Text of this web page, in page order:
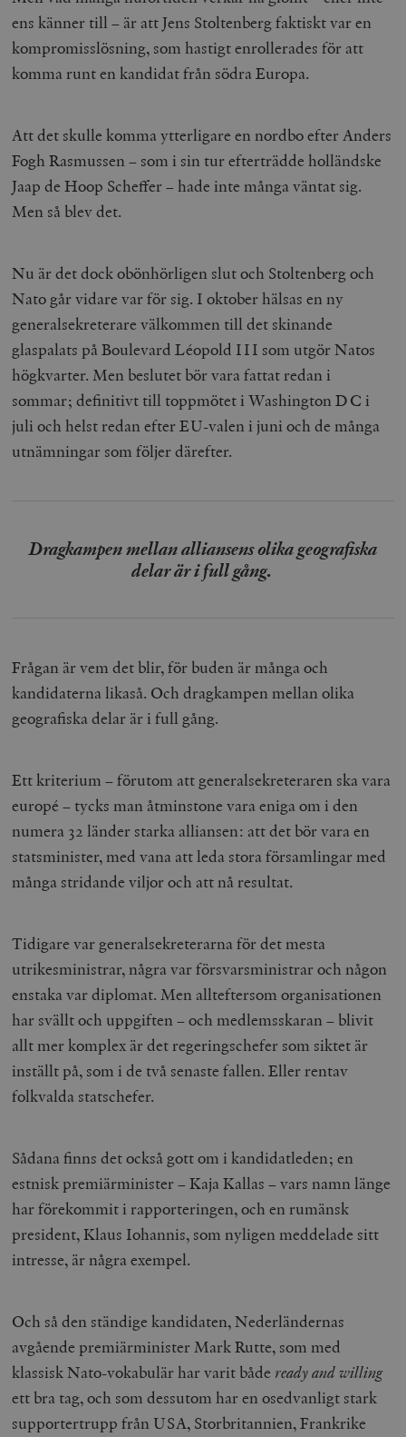
ens känner till – är att Jens Stoltenberg faktiskt var en
kompromisslösning, som hastigt enrollerades för att
komma runt en kandidat från södra Europa.
Att det skulle komma ytterligare en nordbo efter Anders
Fogh Rasmussen – som i sin tur efterträdde holländske
Jaap de Hoop Scheffer – hade inte många väntat sig.
Men så blev det.
Nu är det dock obönhörligen slut och Stoltenberg och
Nato går vidare var för sig. I oktober hälsas en ny
generalsekreterare välkommen till det skinande
glaspalats på Boulevard Léopold III som utgör Natos
högkvarter. Men beslutet bör vara fattat redan i
sommar; definitivt till toppmötet i Washington DC i
juli och helst redan efter EU-valen i juni och de många
utnämningar som följer därefter.
Dragkampen mellan alliansens olika geografiska
delar är i full gång.
Frågan är vem det blir, för buden är många och
kandidaterna likaså. Och dragkampen mellan olika
geografiska delar är i full gång.
Ett kriterium – förutom att generalsekreteraren ska vara
europé – tycks man åtminstone vara eniga om i den
numera 32 länder starka alliansen: att det bör vara en
statsminister, med vana att leda stora församlingar med
många stridande viljor och att nå resultat.
Tidigare var generalsekreterarna för det mesta
utrikesministrar, några var försvarsministrar och någon
enstaka var diplomat. Men allteftersom organisationen
har svällt och uppgiften – och medlemsskaran – blivit
allt mer komplex är det regeringschefer som siktet är
inställt på, som i de två senaste fallen. Eller rentav
folkvalda statschefer.
Sådana finns det också gott om i kandidatleden; en
estnisk premiärminister – Kaja Kallas – vars namn länge
har förekommit i rapporteringen, och en rumänsk
president, Klaus Iohannis, som nyligen meddelade sitt
intresse, är några exempel.
Och så den ständige kandidaten, Nederländernas
avgående premiärminister Mark Rutte, som med
klassisk Nato-vokabulär har varit både ready and willing
ett bra tag, och som dessutom har en osedvanligt stark
supportertrupp från USA, Storbritannien, Frankrike